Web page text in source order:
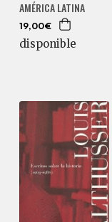
AMÉRICA LATINA
19,00€
disponible